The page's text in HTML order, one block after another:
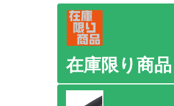
在庫限り商品